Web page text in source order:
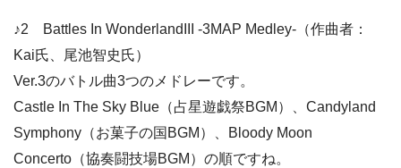
♪2 Battles In WonderlandIII -3MAP Medley-（作曲者：
Kai氏、尾池智史氏）
Ver.3のバトル曲3つのメドレーです。
Castle In The Sky Blue（占星遊戯祭BGM）、Candyland
Symphony（お菓子の国BGM）、Bloody Moon
Concerto（協奏闘技場BGM）の順ですね。